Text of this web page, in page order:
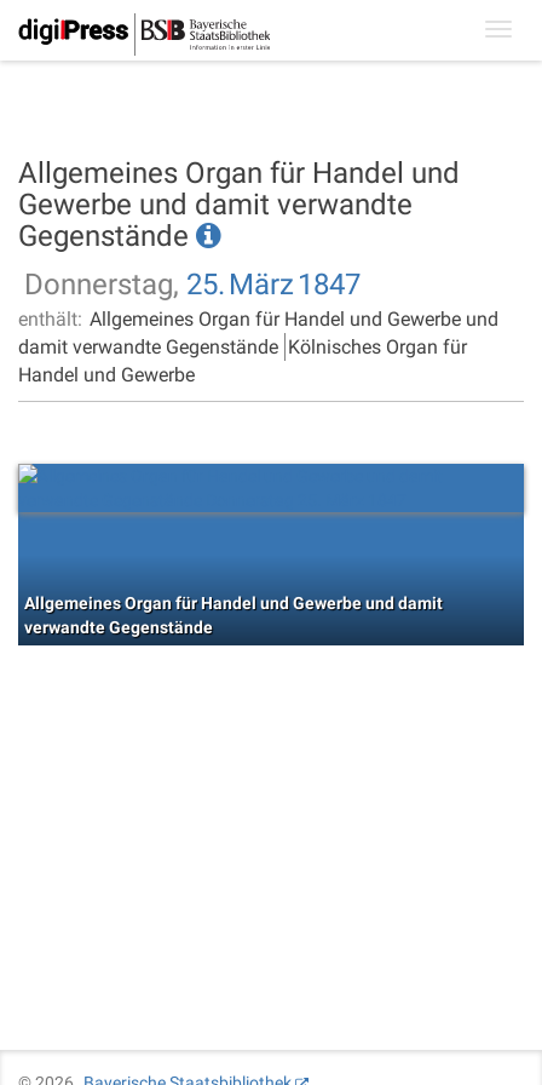
Allgemeines Organ für Handel und
Gewerbe und damit verwandte
Gegenstände
Donnerstag, 25. März 1847
enthält: Allgemeines Organ für Handel und Gewerbe und
damit verwandte Gegenstände Kölnisches Organ für
Handel und Gewerbe
Allgemeines Organ für Handel und Gewerbe und damit
verwandte Gegenstände